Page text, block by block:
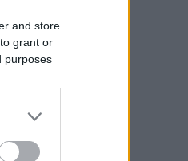
and store
grant or
purposes